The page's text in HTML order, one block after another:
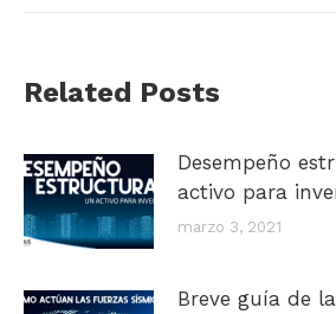
Related Posts
Desempeño
activo para
marzo 3, 2021
Breve guía de